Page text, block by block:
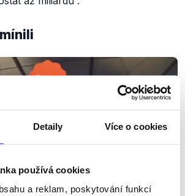
Detaily Více o cookies
používá cookies
a reklam, poskytování funkcí